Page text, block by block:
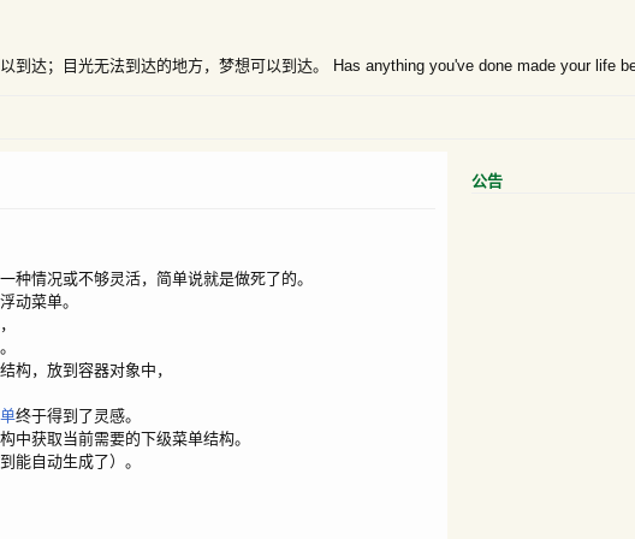
到达；目光无法到达的地方，梦想可以到达。 Has anything you've done made your life
种情况或不够灵活，简单说就是做死了的。
动菜单。
构，放到容器对象中，
终于得到了灵感。
中获取当前需要的下级菜单结构。
能自动生成了）。
公告